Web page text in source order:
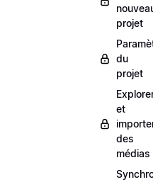
projet
du
projet
et
des
médias